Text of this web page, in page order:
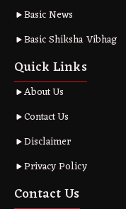
Basic News
Basic Shiksha Vibhag
Quick Links
About Us
Contact Us
Disclaimer
Privacy Policy
Contact Us